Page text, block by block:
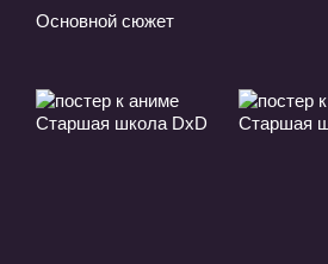
Основной сюжет